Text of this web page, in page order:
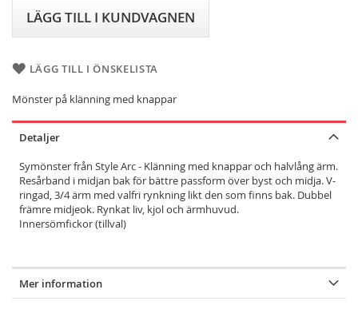
LÄGG TILL I KUNDVAGNEN
LÄGG TILL I ÖNSKELISTA
Mönster på klänning med knappar
Detaljer
Symönster från Style Arc - Klänning med knappar och halvlång ärm.
Resårband i midjan bak för bättre passform över byst och midja. V-
ringad, 3/4 ärm med valfri rynkning likt den som finns bak. Dubbel
främre midjeok. Rynkat liv, kjol och ärmhuvud.
Innersömfickor (tillval)
Mer information